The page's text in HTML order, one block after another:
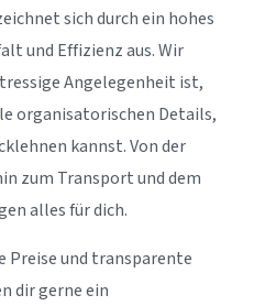
sich durch ein hohes
und Effizienz aus. Wir
Angelegenheit ist,
organisatorischen Details,
kannst. Von der
zum Transport und dem
alles für dich.
Preise und transparente
dir gerne ein